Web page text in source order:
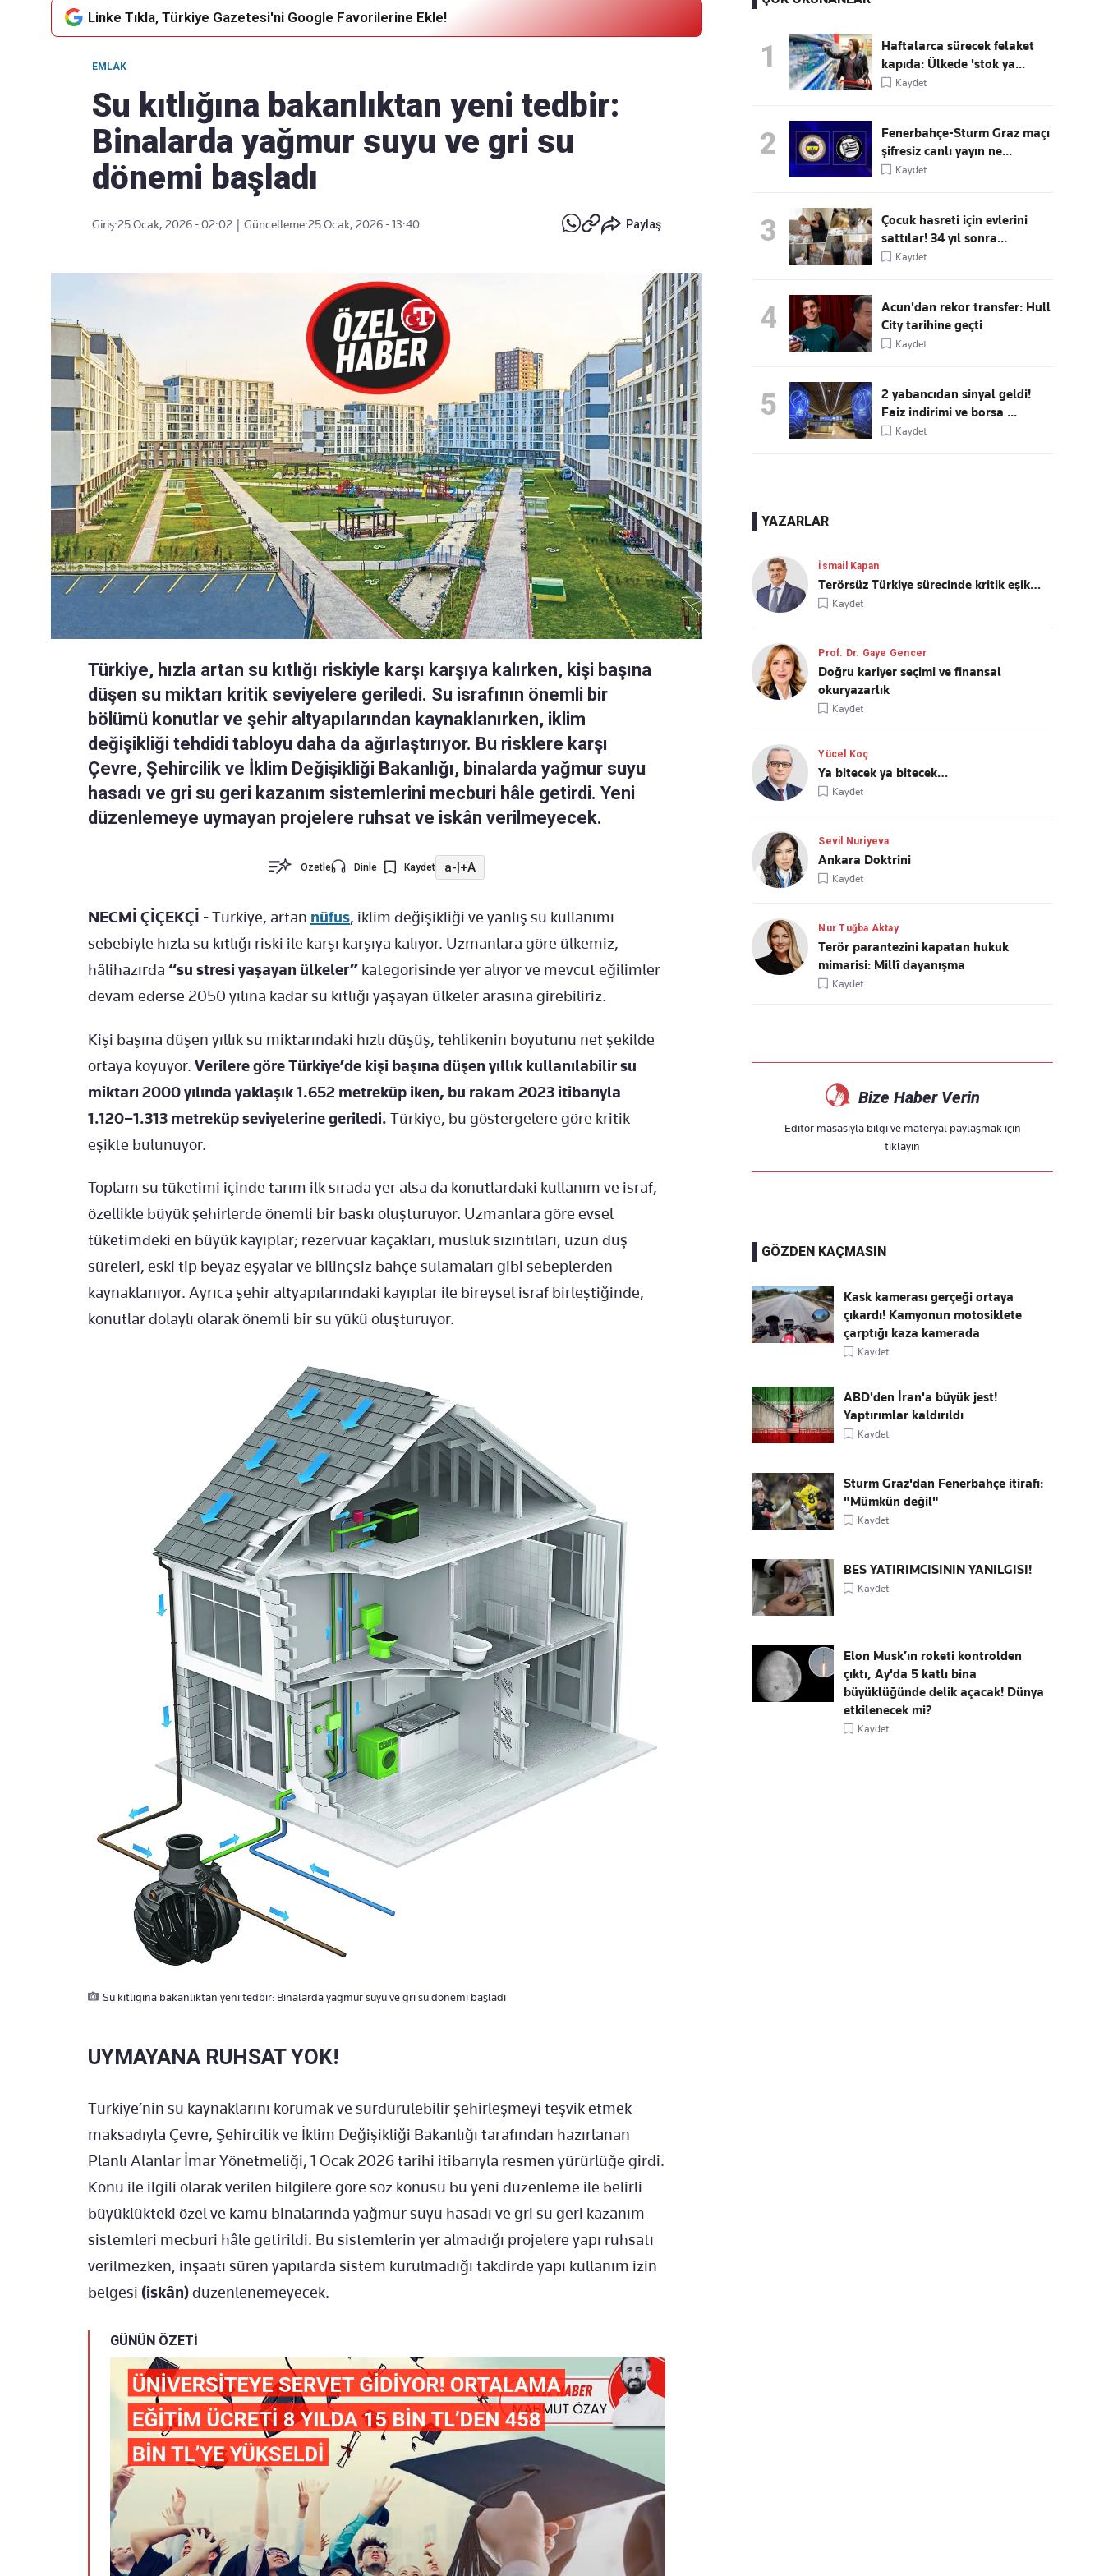
akışımıza ulaşın
göndermek için
tıklayın
Kaçırmayın
Ücretsiz üye olun, gündemi
Linke Tıkla, Türkiye Gazetesi'ni Google Favorilerine Ekle!
EMLAK
Su kıtlığına bakanlıktan yeni tedbir:
Binalarda yağmur suyu ve gri su
dönemi başladı
Giriş:25 Ocak, 2026 - 02:02 Güncelleme:25 Ocak, 2026 - 13:40 Paylaş
Türkiye, hızla artan su kıtlığı riskiyle karşı karşıya kalırken, kişi başına
düşen su miktarı kritik seviyelere geriledi. Su israfının önemli bir
bölümü konutlar ve şehir altyapılarından kaynaklanırken, iklim
değişikliği tehdidi tabloyu daha da ağırlaştırıyor. Bu risklere karşı
Çevre, Şehircilik ve İklim Değişikliği Bakanlığı, binalarda yağmur suyu
hasadı ve gri su geri kazanım sistemlerini mecburi hâle getirdi. Yeni
düzenlemeye uymayan projelere ruhsat ve iskân verilmeyecek.
Özetle Dinle Kaydet a-|+A
NECMİ ÇİÇEKÇİ -Türkiye, artan nüfus, iklim değişikliği ve yanlış su kullanımı
sebebiyle hızla su kıtlığı riski ile karşı karşıya kalıyor. Uzmanlara göre ülkemiz,
hâlihazırda “su stresi yaşayan ülkeler” kategorisinde yer alıyor ve mevcut eğilimler
devam ederse 2050 yılına kadar su kıtlığı yaşayan ülkeler arasına girebiliriz.
Kişi başına düşen yıllık su miktarındaki hızlı düşüş, tehlikenin boyutunu net şekilde
ortaya koyuyor. Verilere göre Türkiye’de kişi başına düşen yıllık kullanılabilir su
miktarı 2000 yılında yaklaşık 1.652 metreküp iken, bu rakam 2023 itibarıyla
1.120–1.313 metreküp seviyelerine geriledi. Türkiye, bu göstergelere göre kritik
eşikte bulunuyor.
Toplam su tüketimi içinde tarım ilk sırada yer alsa da konutlardaki kullanım ve israf,
özellikle büyük şehirlerde önemli bir baskı oluşturuyor. Uzmanlara göre evsel
tüketimdeki en büyük kayıplar; rezervuar kaçakları, musluk sızıntıları, uzun duş
süreleri, eski tip beyaz eşyalar ve bilinçsiz bahçe sulamaları gibi sebeplerden
kaynaklanıyor. Ayrıca şehir altyapılarındaki kayıplar ile bireysel israf birleştiğinde,
konutlar dolaylı olarak önemli bir su yükü oluşturuyor.
Su kıtlığına bakanlıktan yeni tedbir: Binalarda yağmur suyu ve gri su dönemi başladı
UYMAYANA RUHSAT YOK!
Türkiye’nin su kaynaklarını korumak ve sürdürülebilir şehirleşmeyi teşvik etmek
maksadıyla Çevre, Şehircilik ve İklim Değişikliği Bakanlığı tarafından hazırlanan
Planlı Alanlar İmar Yönetmeliği, 1 Ocak 2026 tarihi itibarıyla resmen yürürlüğe girdi.
Konu ile ilgili olarak verilen bilgilere göre söz konusu bu yeni düzenleme ile belirli
büyüklükteki özel ve kamu binalarında yağmur suyu hasadı ve gri su geri kazanım
sistemleri mecburi hâle getirildi. Bu sistemlerin yer almadığı projelere yapı ruhsatı
verilmezken, inşaatı süren yapılarda sistem kurulmadığı takdirde yapı kullanım izin
belgesi (iskân)düzenlenemeyecek.
GÜNÜN ÖZETİ
1
Haftalarca sürecek felaket
kapıda: Ülkede 'stok ya...
Kaydet
2
Fenerbahçe-Sturm Graz maçı
şifresiz canlı yayın ne...
Kaydet
3
Çocuk hasreti için evlerini
sattılar! 34 yıl sonra...
Kaydet
4
Acun'dan rekor transfer: Hull
City tarihine geçti
Kaydet
5
2 yabancıdan sinyal geldi!
Faiz indirimi ve borsa ...
Kaydet
YAZARLAR
İsmail Kapan
Terörsüz Türkiye sürecinde kritik eşik…
Kaydet
Prof. Dr. Gaye Gencer
Doğru kariyer seçimi ve finansal
okuryazarlık
Kaydet
Yücel Koç
Ya bitecek ya bitecek…
Kaydet
Sevil Nuriyeva
Ankara Doktrini
Kaydet
Nur Tuğba Aktay
Terör parantezini kapatan hukuk
mimarisi: Millî dayanışma
Kaydet
Bize Haber Verin
Editör masasıyla bilgi ve materyal paylaşmak için
tıklayın
GÖZDEN KAÇMASIN
Kask kamerası gerçeği ortaya
çıkardı! Kamyonun motosiklete
çarptığı kaza kamerada
Kaydet
ABD'den İran'a büyük jest!
Yaptırımlar kaldırıldı
Kaydet
Sturm Graz'dan Fenerbahçe itirafı:
"Mümkün değil"
Kaydet
BES YATIRIMCISININ YANILGISI!
Kaydet
Elon Musk’ın roketi kontrolden
çıktı, Ay'da 5 katlı bina
büyüklüğünde delik açacak! Dünya
etkilenecek mi?
Kaydet